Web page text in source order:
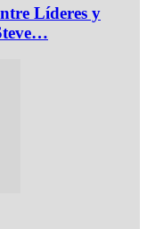
Líderes y